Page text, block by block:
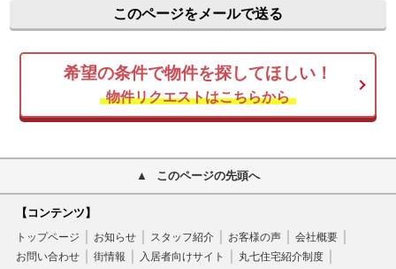
このページをメールで送る
希望の条件で物件を探してほしい！
物件リクエストはこちらから
このページの先頭へ
【コンテンツ】
トップページ お知らせ スタッフ紹介 お客様の声
会社概要
お問い合わせ
街情報 入居者向けサイト 丸七住宅紹介制度